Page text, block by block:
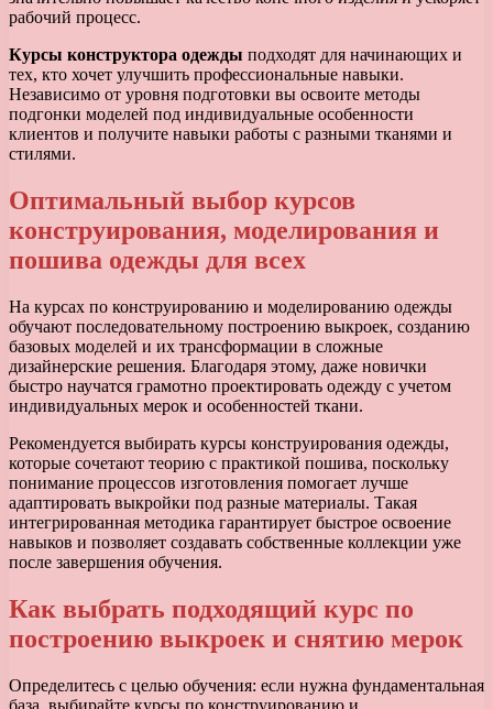
рабочий процесс.
Курсы конструктора одежды подходят для начинающих и
тех, кто хочет улучшить профессиональные навыки.
Независимо от уровня подготовки вы освоите методы
подгонки моделей под индивидуальные особенности
клиентов и получите навыки работы с разными тканями и
стилями.
Оптимальный выбор курсов
конструирования, моделирования и
пошива одежды для всех
На курсах по конструированию и моделированию одежды
обучают последовательному построению выкроек, созданию
базовых моделей и их трансформации в сложные
дизайнерские решения. Благодаря этому, даже новички
быстро научатся грамотно проектировать одежду с учетом
индивидуальных мерок и особенностей ткани.
Рекомендуется выбирать курсы конструирования одежды,
которые сочетают теорию с практикой пошива, поскольку
понимание процессов изготовления помогает лучше
адаптировать выкройки под разные материалы. Такая
интегрированная методика гарантирует быстрое освоение
навыков и позволяет создавать собственные коллекции уже
после завершения обучения.
Как выбрать подходящий курс по
построению выкроек и снятию мерок
Определитесь с целью обучения: если нужна фундаментальная
база, выбирайте курсы по конструированию и